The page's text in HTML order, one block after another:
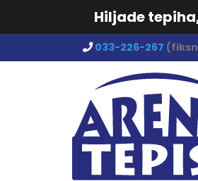
Hiljade
033-226-267